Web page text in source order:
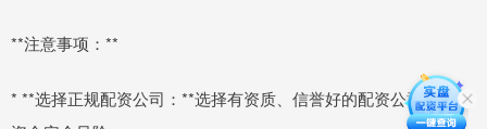
**注意事项：**
* **选择正规配资公司：**选择有资质、信誉好的配资公司，避免